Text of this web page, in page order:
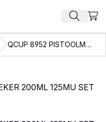
Zoek
QCUP 8952 PISTOOLMENGBEKER 200ML 125MU SET SCHROEF DOOS-50ST